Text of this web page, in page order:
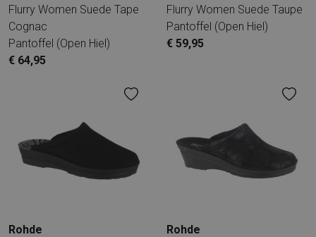
Flurry Women Suede Tape
Cognac
Pantoffel (open Hiel)
€ 64,95
Flurry Women Suede Taupe
Pantoffel (open Hiel)
€ 59,95
Rohde
Rohde